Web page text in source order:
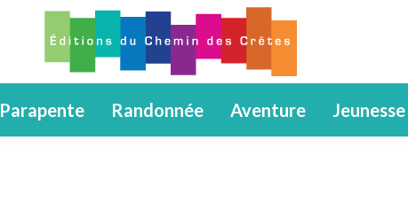
Parapente Randonnée Aventure Jeunesse